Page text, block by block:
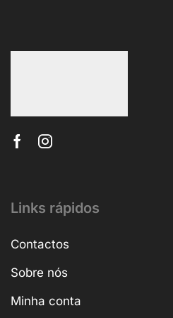
Links rápidos
Contactos
Sobre nós
Minha conta